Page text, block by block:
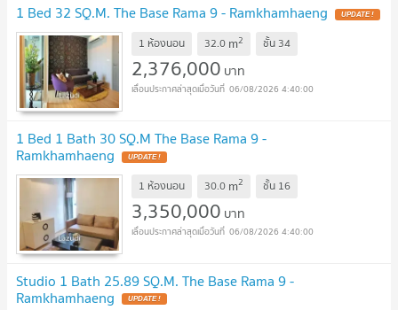
1 Bed 32 SQ.M. The Base Rama 9 - Ramkhamhaeng UPDATE !
1 ห้องนอน 32.0 m2 ชั้น 34
2,376,000 บาท
06/08/2026 4:40:00
1 Bed 1 Bath 30 SQ.M The Base Rama 9 -
Ramkhamhaeng UPDATE !
1 ห้องนอน 30.0 m2 ชั้น 16
3,350,000 บาท
06/08/2026 4:40:00
Studio 1 Bath 25.89 SQ.M. The Base Rama 9 -
Ramkhamhaeng UPDATE !